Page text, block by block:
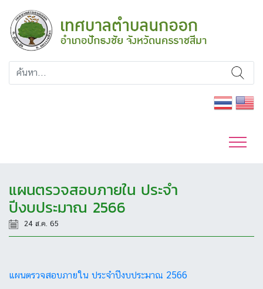
แผนตรวจสอบภายใน ประจำ
ปีงบประมาณ 2566
24 ส.ค. 65
แผนตรวจสอบภายใน ประจำปีงบประมาณ 2566